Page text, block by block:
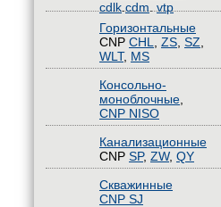
cdlk cdm vtp
Горизонтальные
CNP CHL ZS SZ
WLT, MS
Консольно-
моноблочные
CNP NISO
Канализационные
CNP SP, ZW, QY
Скважинные
CNP SJ